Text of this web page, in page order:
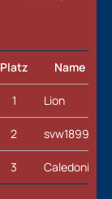
Platz Name
1 Lion
2 svw1899
3 Caledonia